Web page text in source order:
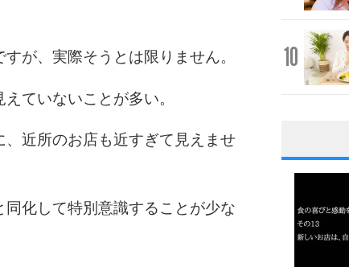
が、実際そうとは限りません。
ていないことが多い。
近所のお店も近すぎて見えませ
化して特別意識することが少な
10
1